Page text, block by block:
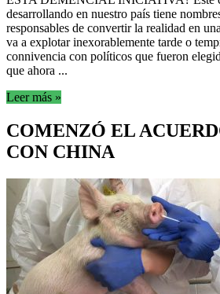
desarrollando en nuestro país tiene
responsables de convertir la realidad en
va a explotar inexorablemente tarde o
connivencia con políticos que fueron
que ahora ...
Leer más »
COMENZÓ EL
CON CHINA